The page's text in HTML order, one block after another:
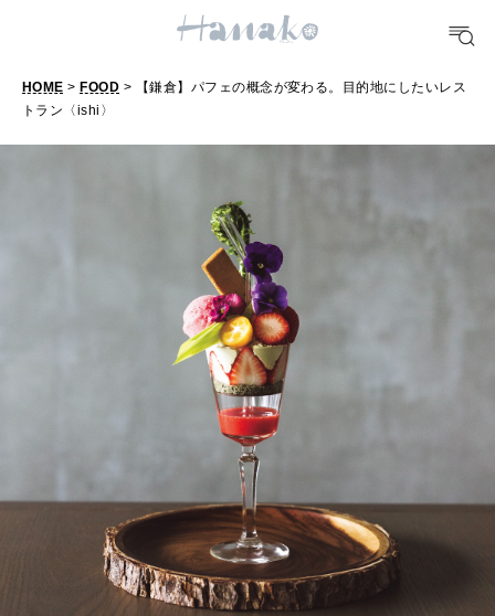
おいしい
FORTUNE
明日のわたし
[12星座別] Weekly Holoscope
[12星座別] Monthly Love Holoscope
女神まり愛のタロットメッセージ
算命学がわかる今月のあなた
HEALTH
自分にやさしく
LEARN
知る、考える
MAMA
ママもいろいろ
【
HOME > FOOD > 【鎌倉】パフェの概念が変わる。目的地にしたいレス
トラン〈ishi〉